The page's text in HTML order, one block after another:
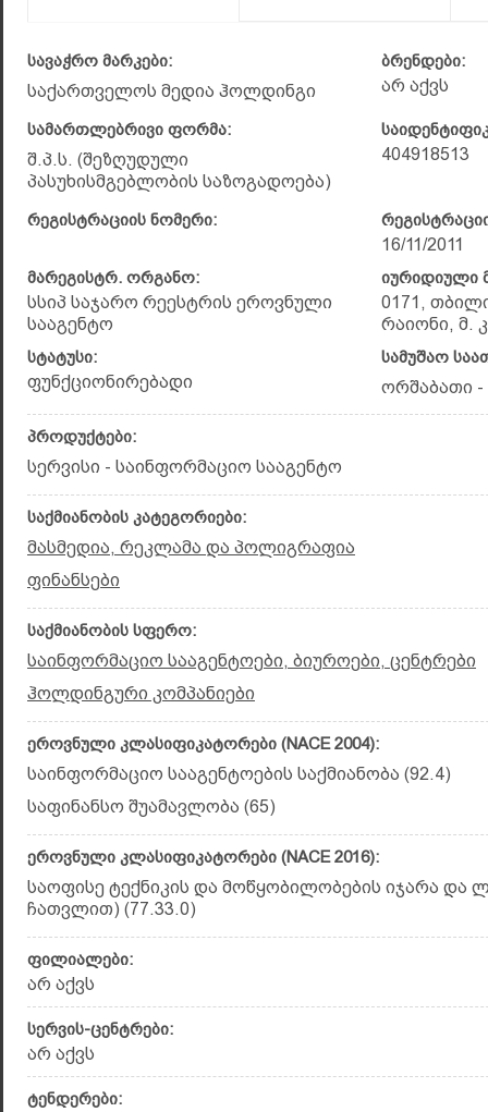
სავაჭრო მარკები:
საქართველოს მედია ჰოლდინგი
ბრენდები:
არ აქვს
სამართლებრივი ფორმა:
შ.პ.ს. (შეზღუდული
პასუხისმგებლობის საზოგადოება)
404918513
რეგისტრაციის ნომერი:
16/11/2011
მარეგისტრ. ორგანო:
სსიპ საჯარო რეესტრის ეროვნული
სააგენტო
იურიდიული
0171,
რაიონი, მ.
სტატუსი:
ფუნქციონირებადი
სამუშაო
ორშაბათი -
პროდუქტები:
სერვისი - საინფორმაციო სააგენტო
საქმიანობის კატეგორიები:
მასმედია, რეკლამა და პოლიგრაფია
ფინანსები
საქმიანობის სფერო:
საინფორმაციო სააგენტოები, ბიუროები, ცენტრები
ჰოლდინგური კომპანიები
ეროვნული კლასიფიკატორები (NACE 2004):
საინფორმაციო სააგენტოების საქმიანობა (92.4)
საფინანსო შუამავლობა (65)
ეროვნული კლასიფიკატორები (NACE 2016):
საოფისე ტექნიკის და მოწყობილობების იჯარა და
ჩათვლით) (77.33.0)
ფილიალები:
არ აქვს
სერვის-ცენტრები:
არ აქვს
ტენდერები: